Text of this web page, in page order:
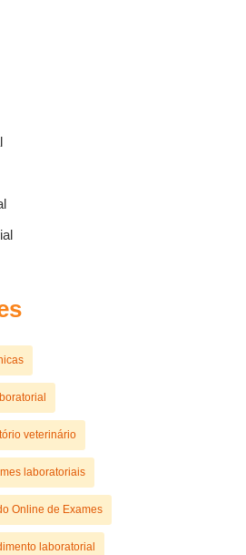
veterinário
laboratoriais
Online de Exames
laboratorial